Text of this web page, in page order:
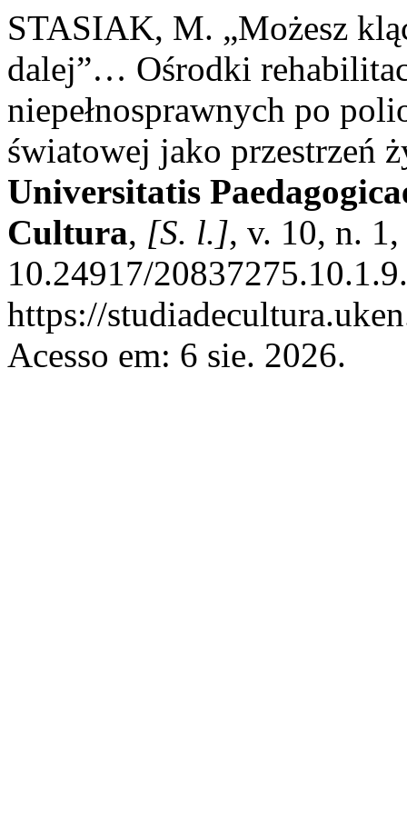
STASIAK, M. „Możesz
dalej”… Ośrodki
niepełnosprawnych po
światowej jako przestrzeń
Universitatis
Cultura, [S. l.], v. 10, n.
10.24917/
https://
Acesso em: 6 sie. 2026.